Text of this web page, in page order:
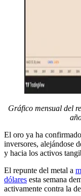
Gráfico mensual del
El oro ya ha
inversores, alejándose
y hacia los activos
El repunte del metal a
dólares esta semana
activamente contra la